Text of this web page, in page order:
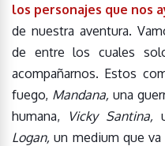
los personajes que nos
de nuestra aventura.
de entre los cuales
acompañarnos. Estos
fuego, Mandana, una
humana,
Vicky Santina,
Logan, un medium que